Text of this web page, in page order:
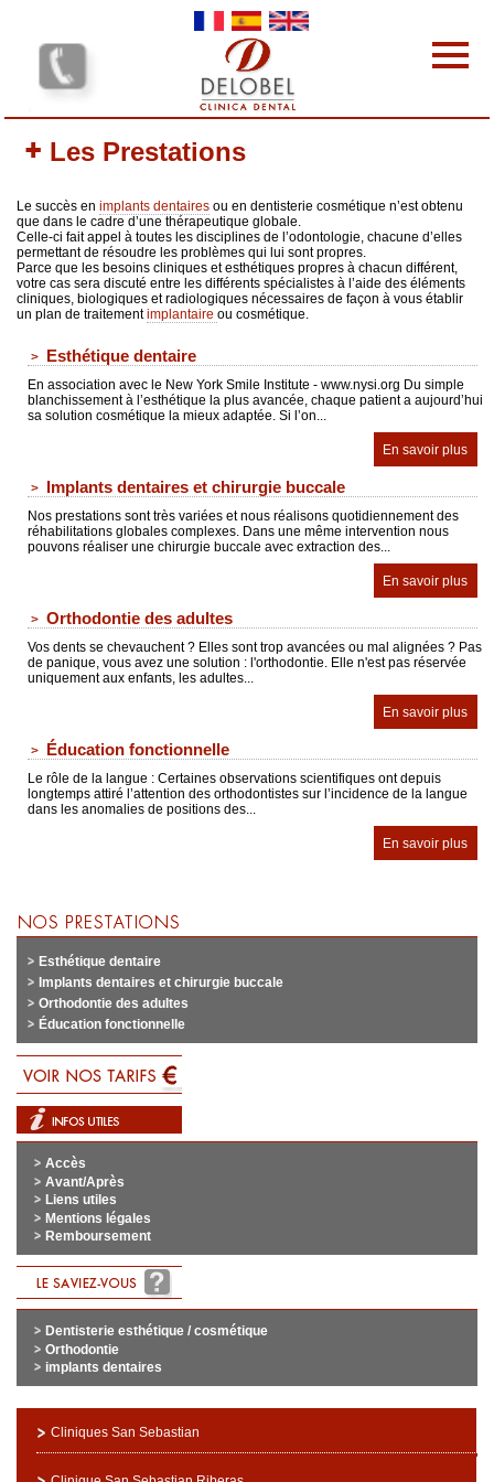
Les Prestations
Les tarifs
Pourquoi nous choisir
Protocole
Contact
Vos commentaires
Les Prestations
Le succès enimplants dentaires ou en dentisterie cosmétique n’est obtenu
que dans le cadre d’une thérapeutique globale.
Celle-ci fait appel à toutes les disciplines de l’odontologie, chacune d’elles
permettant de résoudre les problèmes qui lui sont propres.
Parce que les besoins cliniques et esthétiques propres à chacun différent,
votre cas sera discuté entre les différents spécialistes à l’aide des éléments
cliniques, biologiques et radiologiques nécessaires de façon à vous établir
un plan de traitementimplantaireou cosmétique.
Esthétique dentaire
En association avec le New York Smile Institute - www.nysi.org Du simple
blanchissement à lʼesthétique la plus avancée, chaque patient a aujourdʼhui
sa solution cosmétique la mieux adaptée. Si lʼon...
En savoir plus
Implants dentaires et chirurgie buccale
Nos prestations sont très variées et nous réalisons quotidiennement des
réhabilitations globales complexes. Dans une même intervention nous
pouvons réaliser une chirurgie buccale avec extraction des...
En savoir plus
Orthodontie des adultes
Vos dents se chevauchent ? Elles sont trop avancées ou mal alignées ? Pas
de panique, vous avez une solution : l'orthodontie. Elle n'est pas réservée
uniquement aux enfants, les adultes...
En savoir plus
Éducation fonctionnelle
Le rôle de la langue : Certaines observations scientifiques ont depuis
longtemps attiré l’attention des orthodontistes sur l’incidence de la langue
dans les anomalies de positions des...
En savoir plus
Esthétique dentaire
Implants dentaires et chirurgie buccale
Orthodontie des adultes
Éducation fonctionnelle
Accès
Avant/Après
Liens utiles
Mentions légales
Remboursement
Dentisterie esthétique / cosmétique
Orthodontie
implants dentaires
Cliniques San Sebastian